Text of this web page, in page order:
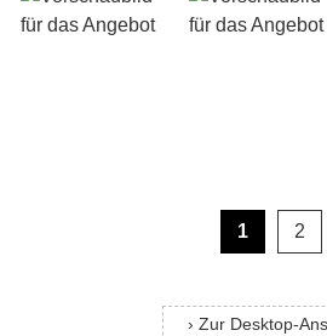
1 2
› Zur Desktop-